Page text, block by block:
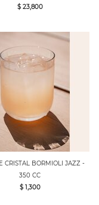
$ 23,800
CRISTAL BORMIOLI JAZZ -
350 CC
$ 1,300